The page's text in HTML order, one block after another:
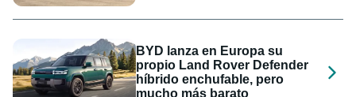
BYD lanza en Europa su
propio Land Rover Defender
híbrido enchufable, pero
mucho más barato